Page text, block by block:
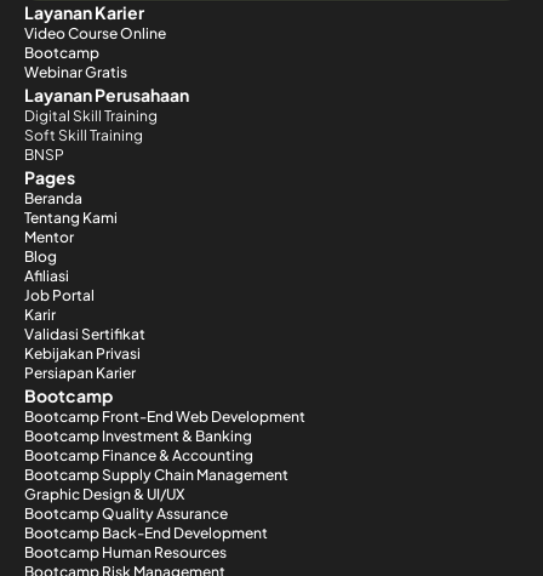
Layanan Karier
Video Course Online
Bootcamp
Webinar Gratis
Layanan Perusahaan
Digital Skill Training
Soft Skill Training
BNSP
Pages
Beranda
Tentang Kami
Mentor
Blog
Afiliasi
Job Portal
Karir
Validasi Sertifikat
Kebijakan Privasi
Persiapan Karier
Bootcamp
Bootcamp Front-End Web Development
Bootcamp Investment & Banking
Bootcamp Finance & Accounting
Bootcamp Supply Chain Management
Graphic Design & UI/UX
Bootcamp Quality Assurance
Bootcamp Back-End Development
Bootcamp Human Resources
Bootcamp Risk Management